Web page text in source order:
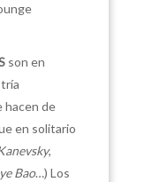
son en
hacen de
en solitario
,
Bao…) Los